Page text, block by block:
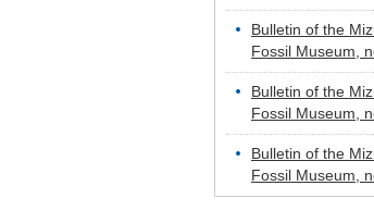
Bulletin of the
Fossil Museum,
Bulletin of the
Fossil Museum,
Bulletin of the
Fossil Museum,